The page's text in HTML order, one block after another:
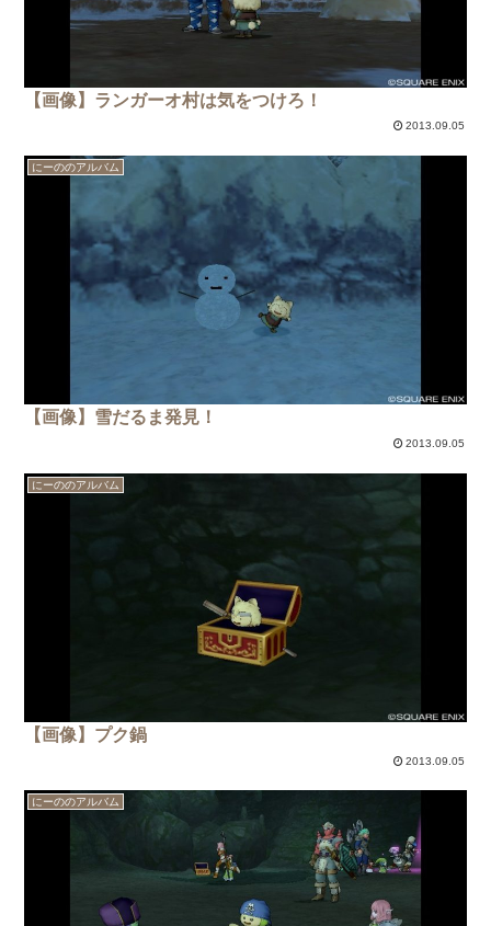
【画像】ランガーオ村は気をつけろ！
2013.09.05
にーののアルバム
【画像】雪だるま発見！
2013.09.05
にーののアルバム
【画像】プク鍋
2013.09.05
にーののアルバム